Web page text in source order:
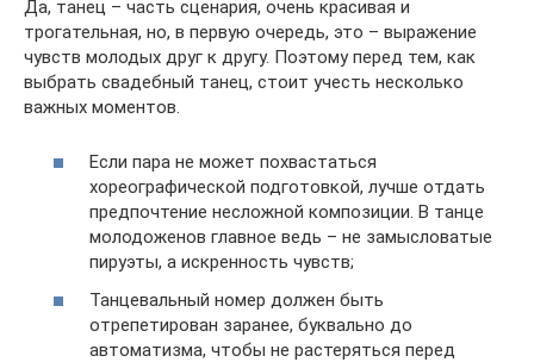
Да, танец – часть сценария, очень красивая и
трогательная, но, в первую очередь, это – выражение
чувств молодых друг к другу. Поэтому перед тем, как
выбрать свадебный танец, стоит учесть несколько
важных моментов.
Если пара не может похвастаться
хореографической подготовкой, лучше отдать
предпочтение несложной композиции. В танце
молодоженов главное ведь – не замысловатые
пируэты, а искренность чувств;
Танцевальный номер должен быть
отрепетирован заранее, буквально до
автоматизма, чтобы не растеряться перед